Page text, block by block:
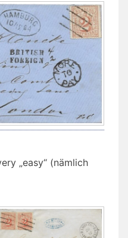
„easy“ (nämlich